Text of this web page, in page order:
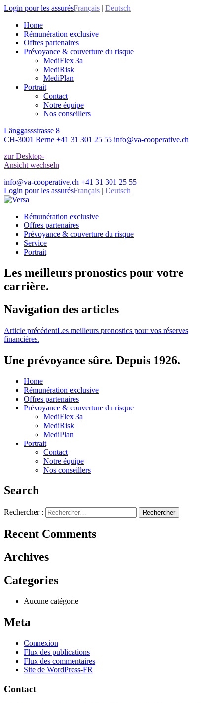
Login pour les assurésFrançais | Deutsch
Home
Rémunération exclusive
Offres partenaires
Prévoyance & couverture du risque
MediFlex 3a
MediRisk
MediPlan
Portrait
Contact
Notre équipe
Nos conseillers
Länggassstrasse 8
CH-3001 Berne +41 31 301 25 55 info@va-cooperative.ch
zur Desktop-
Ansicht wechseln
info@va-cooperative.ch +41 31 301 25 55
Login pour les assurésFrançais | Deutsch
Rémunération exclusive
Offres partenaires
Prévoyance & couverture du risque
Service
Portrait
Les meilleurs pronostics pour votre
carrière.
Navigation des articles
Article précédentLes meilleurs pronostics pour vos réserves
financières.
Une prévoyance sûre. Depuis 1926.
Home
Rémunération exclusive
Offres partenaires
Prévoyance & couverture du risque
MediFlex 3a
MediRisk
MediPlan
Portrait
Contact
Notre équipe
Nos conseillers
Search
Rechercher :
Recent Comments
Archives
Categories
Aucune catégorie
Meta
Connexion
Flux des publications
Flux des commentaires
Site de WordPress-FR
Contact